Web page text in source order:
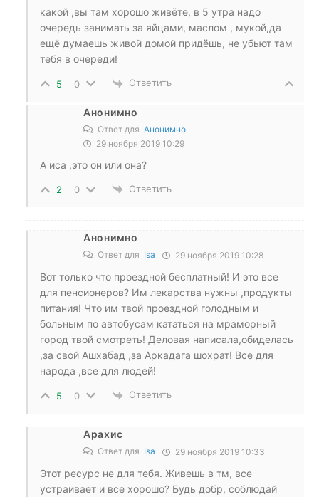
какой ,вы там хорошо живёте, в 5 утра надо
очередь занимать за яйцами, маслом , мукой,да
ещё думаешь живой домой придёшь, не убьют там
тебя в очереди!
5 0 Ответить
Анонимно
Ответ для Анонимно
29 ноября 2019 10:29
А иса ,это он или она?
2 0 Ответить
Анонимно
Ответ для Isa 29 ноября 2019 10:28
Вот только что проездной бесплатный! И это все
для пенсионеров? Им лекарства нужны ,продукты
питания! Что им твой проездной голодным и
больным по автобусам кататься на мраморный
город твой смотреть! Деловая написала,обиделась
,за свой Ашхабад ,за Аркадага шохрат! Все для
народа ,все для людей!
5 0 Ответить
Арахис
Ответ для Isa 29 ноября 2019 10:33
Этот ресурс не для тебя. Живешь в тм, все
устраивает и все хорошо? Будь добр, соблюдай